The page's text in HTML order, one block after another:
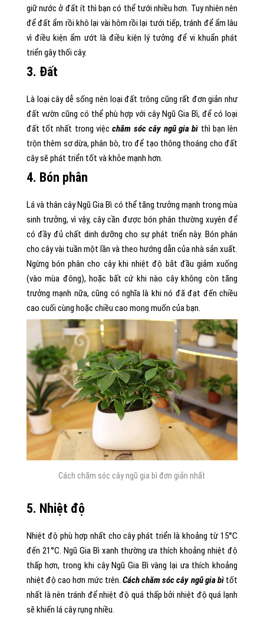
giữ nước ở đất ít thì bạn có thể tưới nhiều hơn. Tuy nhiên nên
để đất ẩm rồi khô lại vài hôm rồi lại tưới tiếp, tránh để ẩm lâu
vì điều kiện ẩm ướt là điều kiện lý tưởng để vi khuẩn phát
triển gây thối cây.
3. Đất
Là loại cây dễ sống nên loại đất trông cũng rất đơn giản như
đất vườn cũng có thể phù hợp với cây Ngũ Gia Bì, để có loại
đất tốt nhất trong việc chăm sóc cây ngũ gia bì thì bạn lên
trộn thêm sơ dừa, phân bò, tro để tạo thông thoáng cho đất
cây sẽ phát triển tốt và khỏe mạnh hơn.
4. Bón phân
Lá và thân cây Ngũ Gia Bì có thể tăng trưởng mạnh trong mùa
sinh trưởng, vì vậy, cây cần được bón phân thường xuyên để
có đầy đủ chất dinh dưỡng cho sự phát triển này. Bón phân
cho cây vài tuần một lần và theo hướng dẫn của nhà sản xuất.
Ngừng bón phân cho cây khi nhiệt độ bắt đầu giảm xuống
(vào mùa đông), hoặc bất cứ khi nào cây không còn tăng
trưởng mạnh nữa, cũng có nghĩa là khi nó đã đạt đến chiều
cao cuối cùng hoặc chiều cao mong muốn của bạn.
Cách chăm sóc cây ngũ gia bì đơn giản nhất
5. Nhiệt độ
Nhiệt độ phù hợp nhất cho cây phát triển là khoảng từ 15°C
đến 21°C. Ngũ Gia Bì xanh thường ưa thích khoảng nhiệt độ
thấp hơn, trong khi cây Ngũ Gia Bì vàng lại ưa thích khoảng
nhiệt độ cao hơn mức trên. Cách chăm sóc cây ngũ gia bì tốt
nhất là nên tránh để nhiệt độ quá thấp bởi nhiệt độ quá lạnh
sẽ khiến lá cây rụng nhiều.